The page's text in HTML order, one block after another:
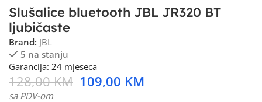
Slušalice bluetooth JBL JR320 BT
ljubičaste
Brand: JBL
5 na stanju
Garancija: 24 mjeseca
128,00KM 109,00 KM
sa PDV-om